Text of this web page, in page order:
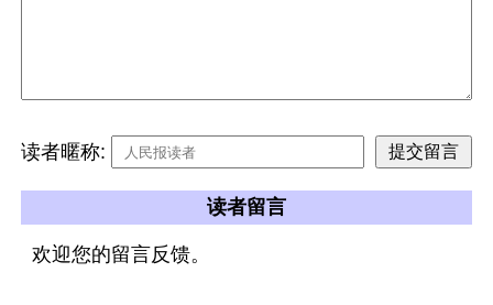
读者暱称:
读者留言
欢迎您的留言反馈。